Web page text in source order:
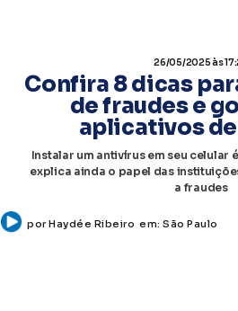
26/05/2025às
Confira 8 dicas
de fraudes e
aplicativos
Instalar um antivírus em seu celular
explica ainda o papel das
a fraudes
porHaydée Ribeiro em: São Paulo